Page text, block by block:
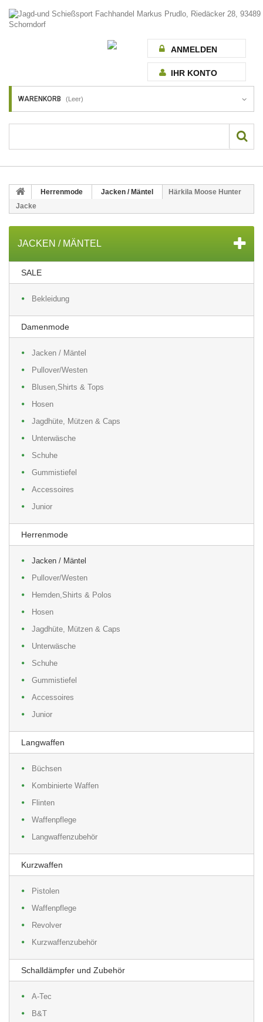
ANMELDEN
IHR KONTO
WARENKORB (Leer)
Herrenmode Jacken / Mäntel
Härkila Moose Hunter
Jacke
JACKEN / MÄNTEL
SALE
Bekleidung
Damenmode
Jacken / Mäntel
Pullover/Westen
Blusen,Shirts & Tops
Hosen
Jagdhüte, Mützen & Caps
Unterwäsche
Schuhe
Gummistiefel
Accessoires
Junior
Herrenmode
Jacken / Mäntel
Pullover/Westen
Hemden,Shirts & Polos
Hosen
Jagdhüte, Mützen & Caps
Unterwäsche
Schuhe
Gummistiefel
Accessoires
Junior
Langwaffen
Büchsen
Kombinierte Waffen
Flinten
Waffenpflege
Langwaffenzubehör
Kurzwaffen
Pistolen
Waffenpflege
Revolver
Kurzwaffenzubehör
Schalldämpfer und Zubehör
A-Tec
B&T